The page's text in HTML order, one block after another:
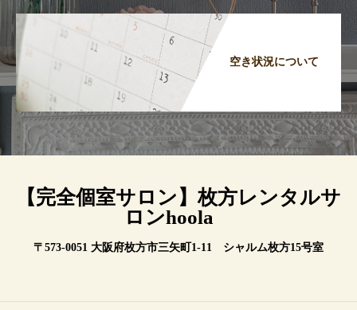
空き状況について
【完全個室サロン】枚方レンタルサ
ロンhoola
〒573-0051 大阪府枚方市三矢町1-11 シャルム枚方15号室